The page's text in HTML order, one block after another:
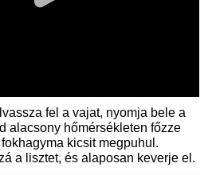
fel a vajat, nyomja bele a
alacsony hőmérsékleten főzze
kicsit megpuhul.
a lisztet, és alaposan keverje el.